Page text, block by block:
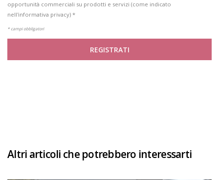
opportunità commerciali su prodotti e servizi (come indicato
nell'informativa privacy) *
* campi obbligatori
REGISTRATI
Altri articoli che potrebbero interessarti